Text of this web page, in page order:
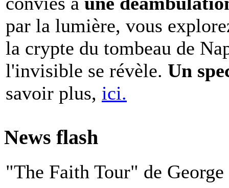
par la lumière, vous
la crypte du tombeau de
l'invisible se révèle. Un
savoir plus, ici.
News flash
"The Faith Tour" de